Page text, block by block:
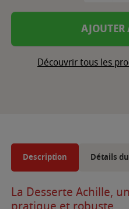
Découvrir tous les
Description Détails
La Desserte Achille,